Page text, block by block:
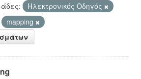
Hλεκτρονικός Οδηγός
mapping